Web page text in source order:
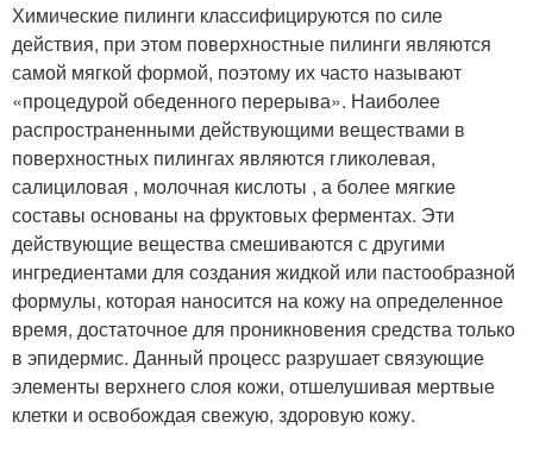
Химические пилинги классифицируются по силе
действия, при этом поверхностные пилинги являются
самой мягкой формой, поэтому их часто называют
«процедурой обеденного перерыва». Наиболее
распространенными действующими веществами в
поверхностных пилингах являются гликолевая,
салициловая , молочная кислоты , а более мягкие
составы основаны на фруктовых ферментах. Эти
действующие вещества смешиваются с другими
ингредиентами для создания жидкой или пастообразной
формулы, которая наносится на кожу на определенное
время, достаточное для проникновения средства только
в эпидермис. Данный процесс разрушает связующие
элементы верхнего слоя кожи, отшелушивая мертвые
клетки и освобождая свежую, здоровую кожу.